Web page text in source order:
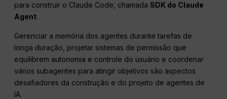
para construir o Claude Code, chamadaSDK do Claude
Agent.
Gerenciar a memória dos agentes durante tarefas de
longa duração, projetar sistemas de permissão que
equilibrem autonomia e controle do usuário e coordenar
vários subagentes para atingir objetivos são aspectos
desafiadores da construção e do projeto de agentes de
IA.